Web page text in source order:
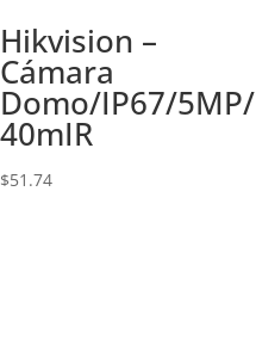
Hikvision –
Cámara
Domo/IP67/5MP/
40mIR
$51.74